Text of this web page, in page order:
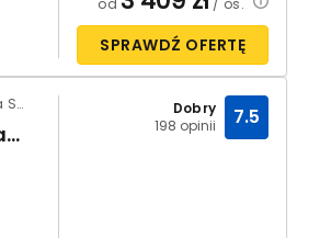
od / os.
SPRAWDŹ OFERTĘ
Hiszpania / Costa Brava / Santa Susanna
HTop Royal Sun (Santa Susanna)
Dobry
198 opinii
7.5